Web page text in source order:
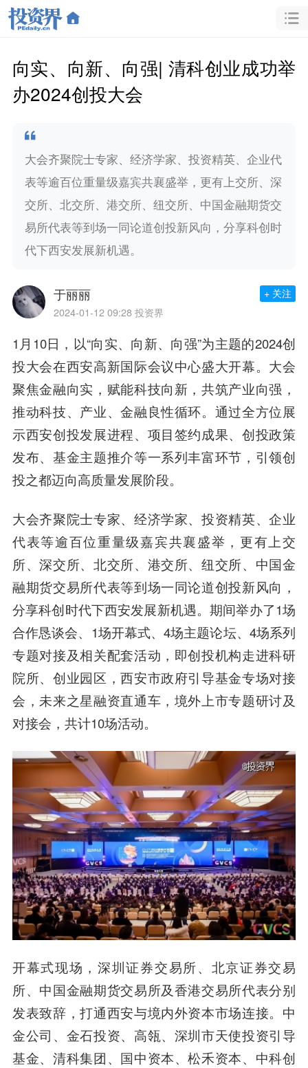
向实、向新、向强| 清科创业成功举
办2024创投大会
大会齐聚院士专家、经济学家、投资精英、企业代
表等逾百位重量级嘉宾共襄盛举，更有上交所、深
交所、北交所、港交所、纽交所、中国金融期货交
易所代表等到场一同论道创投新风向，分享科创时
代下西安发展新机遇。
于丽丽
2024-01-12 09:28 投资界
+ 关注
1月10日，以“向实、向新、向强”为主题的2024创
投大会在西安高新国际会议中心盛大开幕。大会
聚焦金融向实，赋能科技向新，共筑产业向强，
推动科技、产业、金融良性循环。通过全方位展
示西安创投发展进程、项目签约成果、创投政策
发布、基金主题推介等一系列丰富环节，引领创
投之都迈向高质量发展阶段。
大会齐聚院士专家、经济学家、投资精英、企业
代表等逾百位重量级嘉宾共襄盛举，更有上交
所、深交所、北交所、港交所、纽交所、中国金
融期货交易所代表等到场一同论道创投新风向，
分享科创时代下西安发展新机遇。期间举办了1场
合作恳谈会、1场开幕式、4场主题论坛、4场系列
专题对接及相关配套活动，即创投机构走进科研
院所、创业园区，西安市政府引导基金专场对接
会，未来之星融资直通车，境外上市专题研讨及
对接会，共计10场活动。
开幕式现场，深圳证券交易所、北京证券交易
所、中国金融期货交易所及香港交易所代表分别
发表致辞，打通西安与境内外资本市场连接。中
金公司、金石投资、高瓴、深圳市天使投资引导
基金、清科集团、国中资本、松禾资本、中科创